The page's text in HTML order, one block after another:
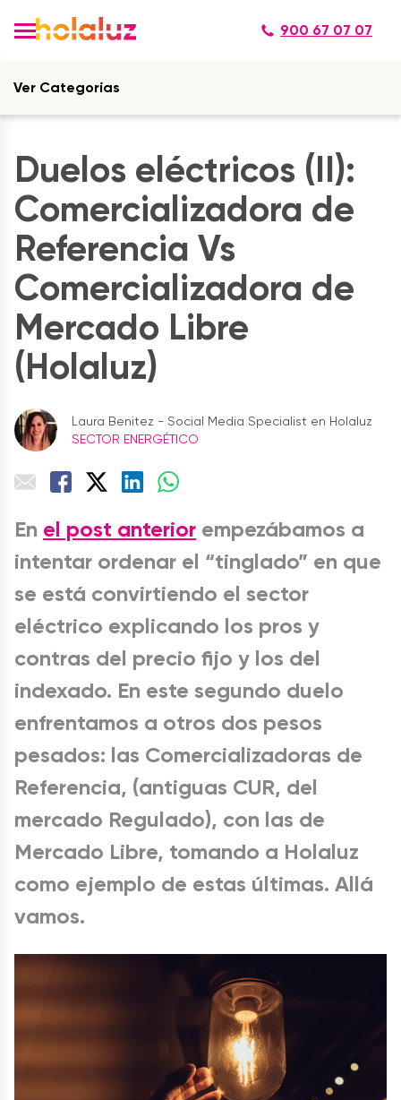
900 67 07 07
Ver Categorías
Duelos eléctricos (II):
Comercializadora de
Referencia Vs
Comercializadora de
Mercado Libre
(Holaluz)
Laura Benitez - Social Media Specialist en Holaluz
SECTOR ENERGÉTICO
En el post anterior empezábamos a
intentar ordenar el “tinglado” en que
se está convirtiendo el sector
eléctrico explicando los pros y
contras del precio fijo y los del
indexado. En este segundo duelo
enfrentamos a otros dos pesos
pesados: las Comercializadoras de
Referencia, (antiguas CUR, del
mercado Regulado), con las de
Mercado Libre, tomando a Holaluz
como ejemplo de estas últimas. Allá
vamos.